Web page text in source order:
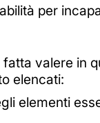
per
valere in
elencati:
elementi